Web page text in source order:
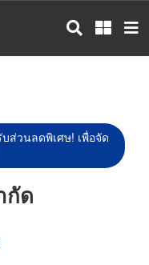
ส่วนลดพิเศษ! เพื่อจัด
กัด